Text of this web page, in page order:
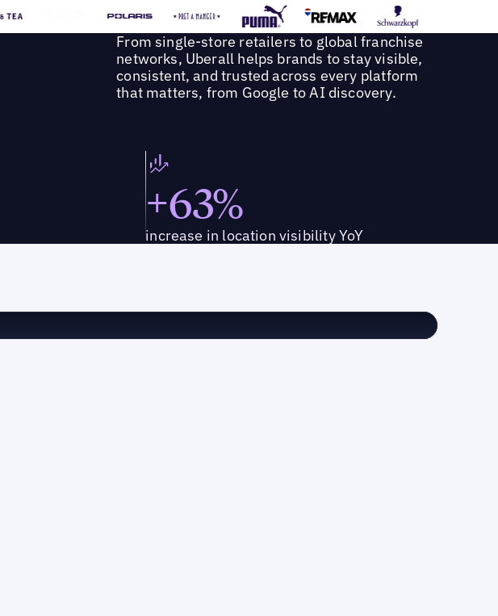
From single-store retailers to global franchise
networks, Uberall helps brands to stay visible,
consistent, and trusted across every platform
that matters, from Google to AI discovery.
+63%
increase in location visibility YoY